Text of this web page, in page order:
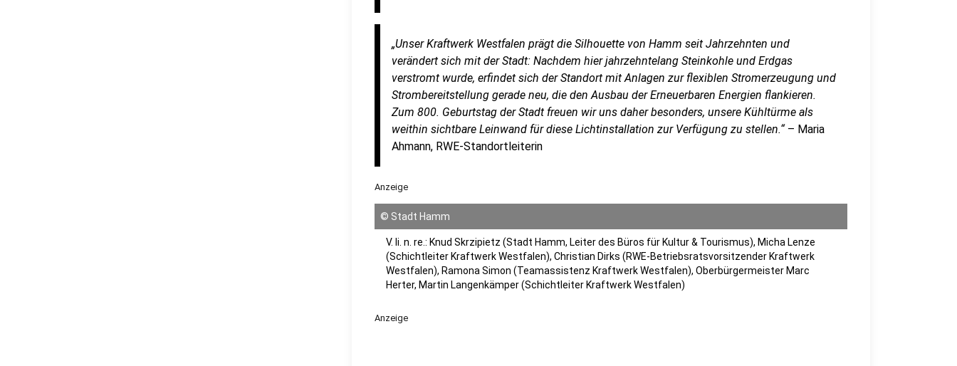
„Unser Kraftwerk Westfalen prägt die Silhouette von Hamm seit Jahrzehnten und
verändert sich mit der Stadt: Nachdem hier jahrzehntelang Steinkohle und Erdgas
verstromt wurde, erfindet sich der Standort mit Anlagen zur flexiblen Stromerzeugung und
Strombereitstellung gerade neu, die den Ausbau der Erneuerbaren Energien flankieren.
Zum 800. Geburtstag der Stadt freuen wir uns daher besonders, unsere Kühltürme als
weithin sichtbare Leinwand für diese Lichtinstallation zur Verfügung zu stellen.“– Maria
Ahmann, RWE-Standortleiterin
Anzeige
© Stadt Hamm
V. li. n. re.: Knud Skrzipietz (Stadt Hamm, Leiter des Büros für Kultur & Tourismus), Micha Lenze
(Schichtleiter Kraftwerk Westfalen), Christian Dirks (RWE-Betriebsratsvorsitzender Kraftwerk
Westfalen), Ramona Simon (Teamassistenz Kraftwerk Westfalen), Oberbürgermeister Marc
Herter, Martin Langenkämper (Schichtleiter Kraftwerk Westfalen)
Anzeige